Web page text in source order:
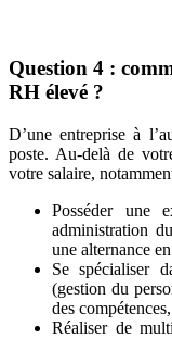
Question 4 :
RH élevé ?
D’une entreprise à
poste. Au-delà de
votre salaire,
Posséder une
administration
une alternance
Se spécialiser
(gestion du
des
Réaliser de